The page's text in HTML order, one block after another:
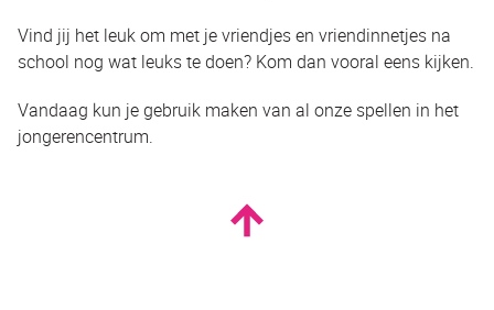
Vind jij het leuk om met je vriendjes en vriendinnetjes na
school nog wat leuks te doen? Kom dan vooral eens kijken.
Vandaag kun je gebruik maken van al onze spellen in het
jongerencentrum.